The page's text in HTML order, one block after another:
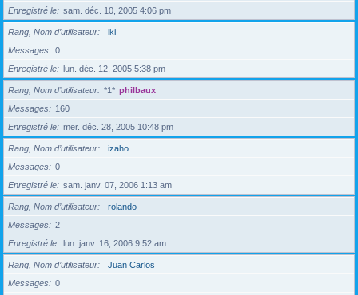
Enregistré le
sam. déc. 10, 2005 4:06 pm
Rang, Nom d’utilisateur
iki
Messages
0
Enregistré le
lun. déc. 12, 2005 5:38 pm
Rang, Nom d’utilisateur *1* philbaux
Messages
160
Enregistré le
mer. déc. 28, 2005 10:48 pm
Rang, Nom d’utilisateur
izaho
Messages
0
Enregistré le
sam. janv. 07, 2006 1:13 am
Rang, Nom d’utilisateur
rolando
Messages
2
Enregistré le
lun. janv. 16, 2006 9:52 am
Rang, Nom d’utilisateur
Juan Carlos
Messages
0